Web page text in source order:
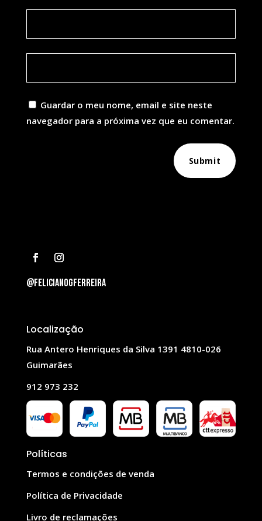
Guardar o meu nome, email e site neste
navegador para a próxima vez que eu comentar.
Submit
@felicianogferreira
Localização
Rua Antero Henriques da Silva 1391 4810-026
Guimarães
912 973 232
Políticas
Termos e condições de venda
Política de Privacidade
Livro de reclamações